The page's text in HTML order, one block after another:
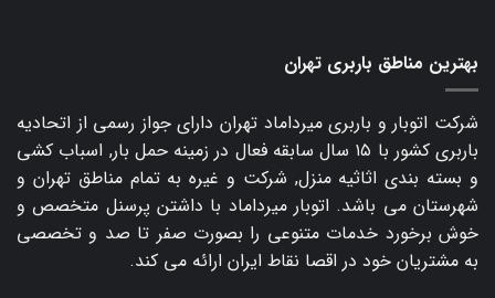
بهترین مناطق باربری تهران
شرکت اتوبار و باربری میرداماد تهران دارای جواز رسمی از اتحادیه
باربری کشور با ۱۵ سال سابقه فعال در زمینه حمل بار, اسباب کشی
و بسته بندی اثاثیه منزل, شرکت و غیره به تمام مناطق تهران و
شهرستان می باشد. اتوبار میرداماد با داشتن پرسنل متخصص و
خوش برخورد خدمات متنوعی را بصورت صفر تا صد و تخصصی
به مشتریان خود در اقصا نقاط ایران ارائه می کند.